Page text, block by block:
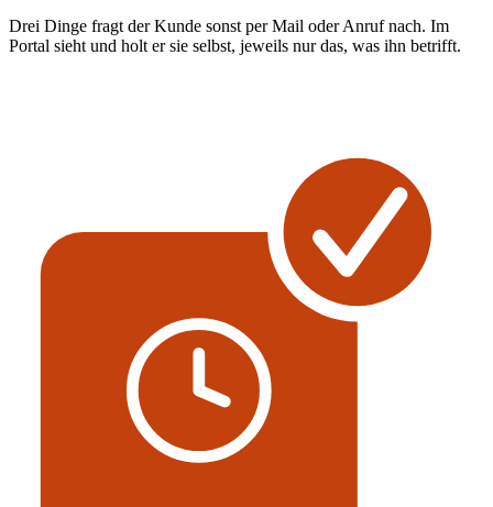
Drei Dinge fragt der Kunde sonst per Mail oder Anruf nach. Im
Portal sieht und holt er sie selbst, jeweils nur das, was ihn betrifft.